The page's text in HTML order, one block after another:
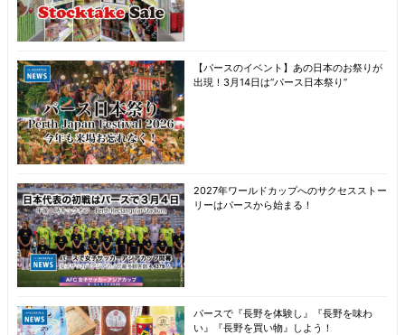
【パースのイベント】あの日本のお祭りが
出現！3月14日は“パース日本祭り”
2027年ワールドカップへのサクセスストー
リーはパースから始まる！
パースで『長野を体験し』『長野を味わ
い』『長野を買い物』しよう！